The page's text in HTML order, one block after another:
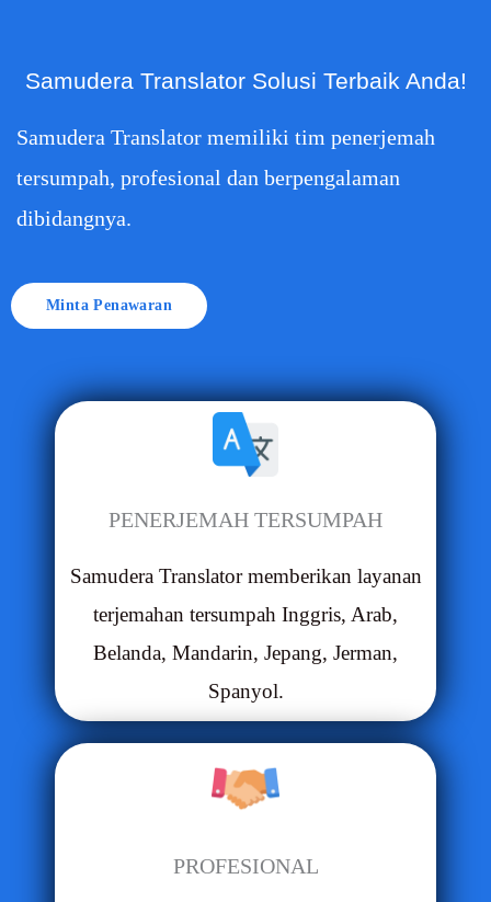
Samudera Translator Solusi Terbaik Anda!
Samudera Translator memiliki tim penerjemah
tersumpah, profesional dan berpengalaman
dibidangnya.
Minta Penawaran
PENERJEMAH TERSUMPAH
Samudera Translator memberikan layanan
terjemahan tersumpah Inggris, Arab,
Belanda, Mandarin, Jepang, Jerman,
Spanyol.
PROFESIONAL